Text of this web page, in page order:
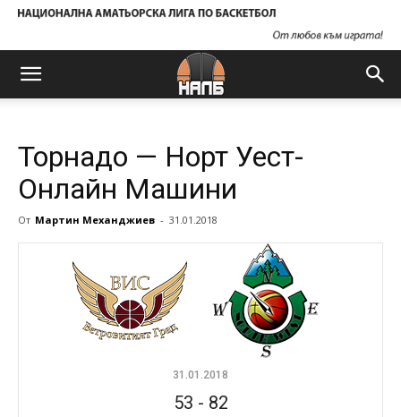
Торнадо — Норт Уест-
Онлайн Машини
От Мартин Механджиев - 31.01.2018
31.01.2018
53 - 82